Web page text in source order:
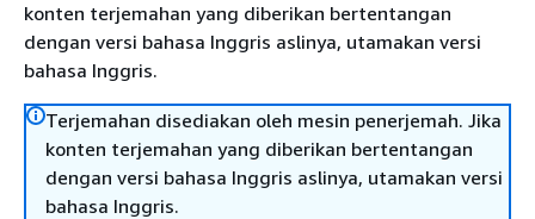
konten terjemahan yang diberikan bertentangan
dengan versi bahasa Inggris aslinya, utamakan versi
bahasa Inggris.
Terjemahan disediakan oleh mesin penerjemah. Jika
konten terjemahan yang diberikan bertentangan
dengan versi bahasa Inggris aslinya, utamakan versi
bahasa Inggris.